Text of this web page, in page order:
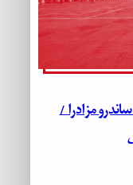
مزادرا /